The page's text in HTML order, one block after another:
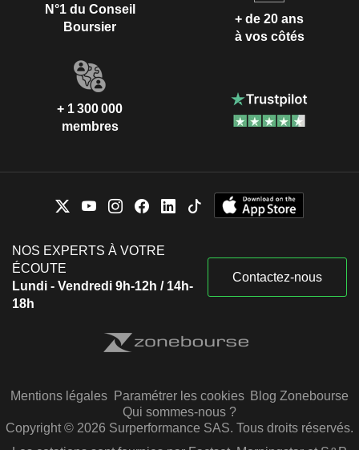
N°1 du Conseil
Boursier
+ de 20 ans
à vos côtés
+ 1 300 000
membres
NOS EXPERTS À VOTRE
ÉCOUTE
Lundi - Vendredi 9h-12h / 14h-
18h
Contactez-nous
Mentions légales Paramétrer les cookies Blog Zonebourse
Qui sommes-nous ?
Copyright © 2026 Surperformance SAS. Tous droits réservés.